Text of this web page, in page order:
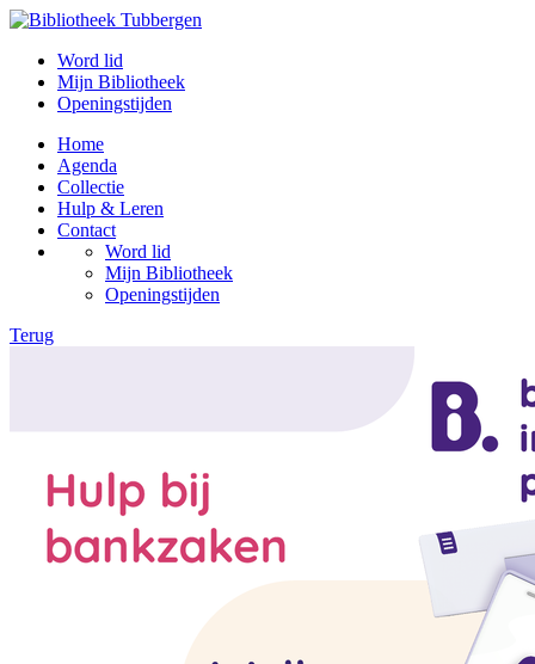
Word lid
Mijn Bibliotheek
Openingstijden
Home
Agenda
Collectie
Hulp & Leren
Contact
Word lid
Mijn Bibliotheek
Openingstijden
Terug